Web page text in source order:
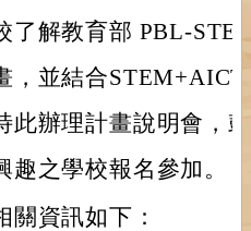
了解教育部 PBL-
，並結合
此辦理計畫說明會，
趣之學校報名參加。
關資訊如下：